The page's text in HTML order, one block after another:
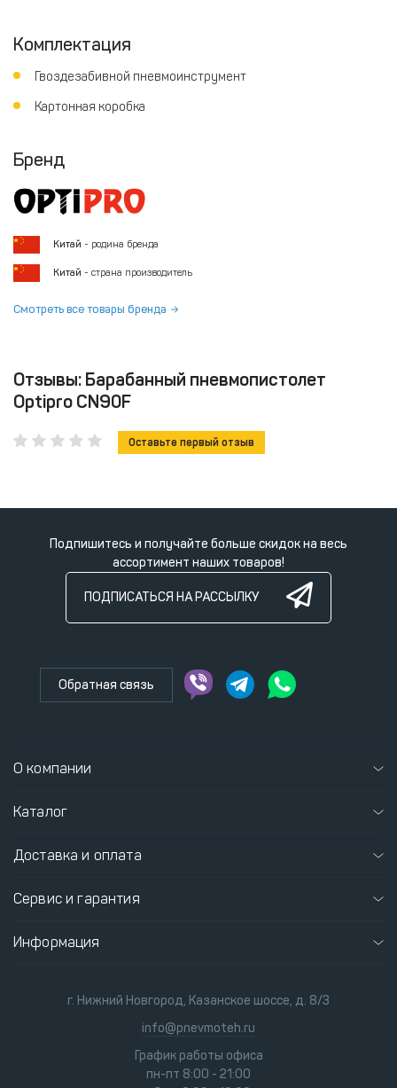
Комплектация
Гвоздезабивной пневмоинструмент
Картонная коробка
Бренд
Китай - родина бренда
Китай - страна производитель
Смотреть все товары бренда
Отзывы: Барабанный пневмопистолет
Optipro CN90F
Оставьте первый отзыв
Подпишитесь и получайте больше скидок на весь
ассортимент наших товаров!
ПОДПИСАТЬСЯ НА РАССЫЛКУ
Обратная связь
О компании
Каталог
Доставка и оплата
Сервис и гарантия
Информация
г. Нижний Новгород, Казанское шоссе, д. 8/3
info@pnevmoteh.ru
График работы офиса
пн-пт 8:00 - 21:00